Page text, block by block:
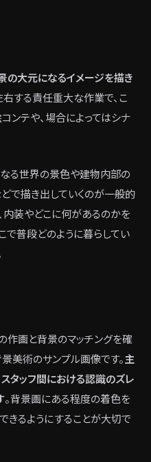
の大元になるイメージを描き
する責任重大な作業で、こ
ンテや、場合によってはシナ
る世界の景色や建物内部の
で描き出していくのが一般的
内装やどこに何があるのかを
で普段どのように暮らしてい
作画と背景のマッチングを確
美術のサンプル画像です。主
タッフ間における認識のズレ
。背景画にある程度の着色を
きるようにすることが大切で